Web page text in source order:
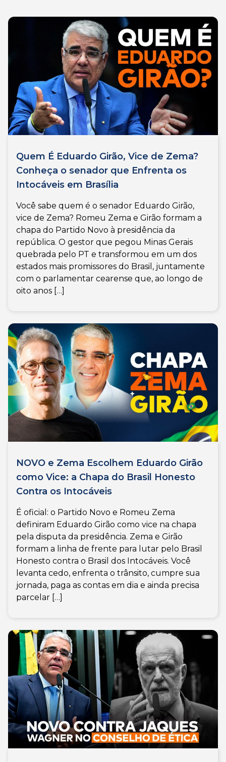
Quem É Eduardo Girão, Vice de Zema?
Conheça o senador que Enfrenta os
Intocáveis em Brasília
Você sabe quem é o senador Eduardo Girão,
vice de Zema? Romeu Zema e Girão formam a
chapa do Partido Novo à presidência da
república. O gestor que pegou Minas Gerais
quebrada pelo PT e transformou em um dos
estados mais promissores do Brasil, juntamente
com o parlamentar cearense que, ao longo de
oito anos […]
NOVO e Zema Escolhem Eduardo Girão
como Vice: a Chapa do Brasil Honesto
Contra os Intocáveis
É oficial: o Partido Novo e Romeu Zema
definiram Eduardo Girão como vice na chapa
pela disputa da presidência. Zema e Girão
formam a linha de frente para lutar pelo Brasil
Honesto contra o Brasil dos Intocáveis. Você
levanta cedo, enfrenta o trânsito, cumpre sua
jornada, paga as contas em dia e ainda precisa
parcelar […]